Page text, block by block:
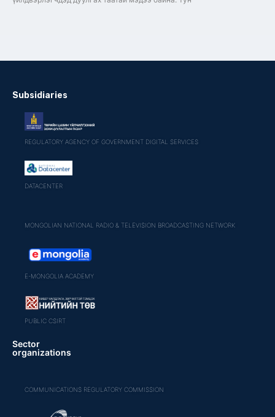
Subsidiaries
REGULATORY AGENCY OF GOVERNMENT DIGITAL SERVICES
DATACENTER
MONGOLIAN NATIONAL RADIO & TELEVISION BROADCASTING NETWORK
E-MONGOLIA ACADEMY
PUBLIC CSIRT
Sector
organizations
COMMUNICATIONS REGULATORY COMMISSION